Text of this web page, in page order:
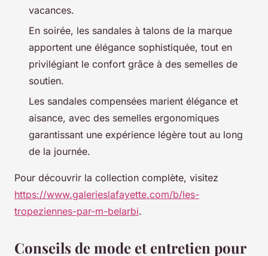
vacances.
En soirée, les sandales à talons de la marque
apportent une élégance sophistiquée, tout en
privilégiant le confort grâce à des semelles de
soutien.
Les sandales compensées marient élégance et
aisance, avec des semelles ergonomiques
garantissant une expérience légère tout au long
de la journée.
Pour découvrir la collection complète, visitez
https://www.galerieslafayette.com/b/les-
tropeziennes-par-m-belarbi.
Conseils de mode et entretien pour